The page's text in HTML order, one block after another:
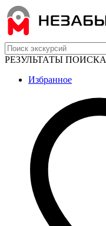
РЕЗУЛЬТАТЫ ПОИСКА
Избранное